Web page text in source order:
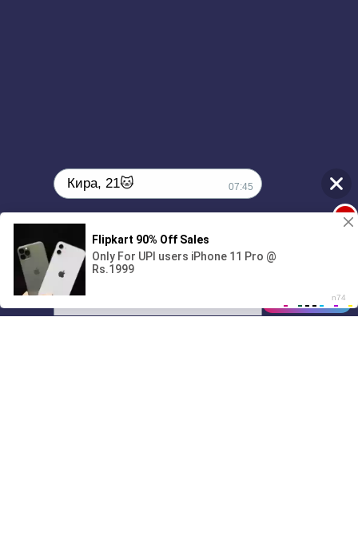
01/07
00:00
Кира, 21🐱 07:45
Поиграешь со мной? 💖🐾
07:45
1